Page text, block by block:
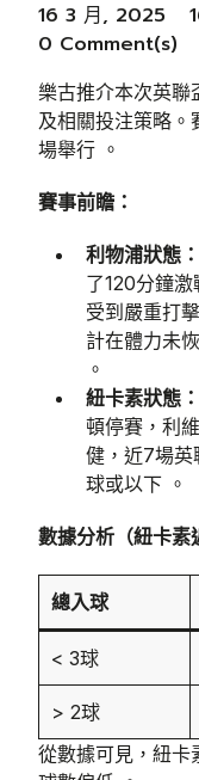
16 3 月, 2025
0 Comment(s)
樂古推介本次英聯
及相關投注策略
場舉行 。
賽事前瞻：
利物浦狀態：
了120分鐘
受到嚴重打
計在體力未
。
紐卡素狀態：
頓停賽，利
健，近7場英
球或以下 。
數據分析（紐卡素
總入球
< 3球
> 2球
從數據可見，紐卡